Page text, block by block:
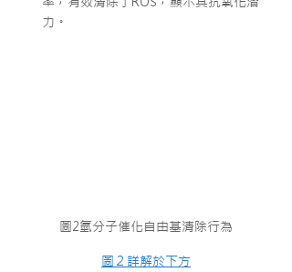
力。
圖2氫分子催化自由基清除行為
圖２詳解於下方